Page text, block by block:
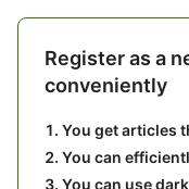
Register as a
conveniently
You get articles
You can
You can use